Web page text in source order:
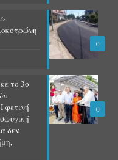
0
0
το 3ο
φετινή
δεν